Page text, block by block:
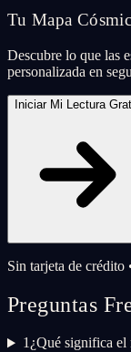
Tu Mapa
Descubre lo que las
personalizada en
Iniciar Mi Lectura
Sin tarjeta de crédito
Preguntas
1¿Qué significa el